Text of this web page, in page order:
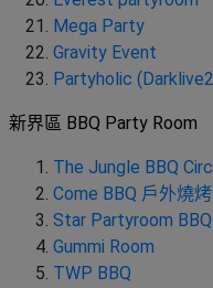
拍
拖
餐
廳
BBQ
場
地
新
#
行
郊
遊
餐
Mega Party
Gravity Event
Partyholic
新界區 BBQ Party Room
The Jungle BBQ
Come BBQ 戶外燒
Star Partyroom BBQ
Gummi Room
TWP BBQ